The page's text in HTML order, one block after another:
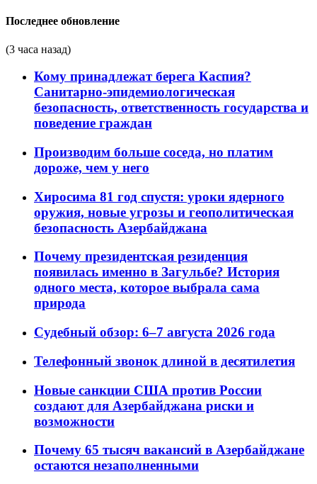
Последнее обновление
(3 часа назад)
Кому принадлежат берега Каспия?
Санитарно-эпидемиологическая
безопасность, ответственность государства и
поведение граждан
Производим больше соседа, но платим
дороже, чем у него
Хиросима 81 год спустя: уроки ядерного
оружия, новые угрозы и геополитическая
безопасность Азербайджана
Почему президентская резиденция
появилась именно в Загульбе? История
одного места, которое выбрала сама
природа
Судебный обзор: 6–7 августа 2026 года
Телефонный звонок длиной в десятилетия
Новые санкции США против России
создают для Азербайджана риски и
возможности
Почему 65 тысяч вакансий в Азербайджане
остаются незаполненными